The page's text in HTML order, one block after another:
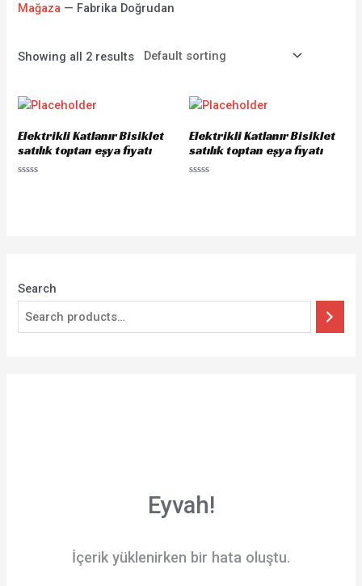
Search
Eyvah!
İçerik yüklenirken bir hata oluştu.
Mağaza — Fabrika Doğrudan
Showing all 2 results
Elektrikli Katlanır Bisiklet
satılık toptan eşya fiyatı
Elektrikli Katlanır Bisiklet
satılık toptan eşya fiyatı